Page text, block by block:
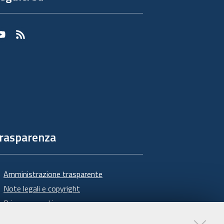
Youtube
RSS
Amministrazione trasparente
Note legali e copyright
Privacy e cookie